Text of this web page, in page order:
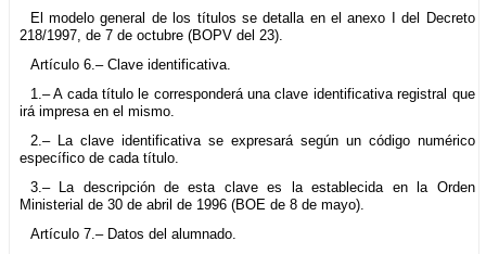
El modelo general de los títulos se detalla en el anexo I del Decreto
218/1997, de 7 de octubre (BOPV del 23).
Artículo 6.– Clave identificativa.
1.– A cada título le corresponderá una clave identificativa registral que
irá impresa en el mismo.
2.– La clave identificativa se expresará según un código numérico
específico de cada título.
3.– La descripción de esta clave es la establecida en la Orden
Ministerial de 30 de abril de 1996 (BOE de 8 de mayo).
Artículo 7.– Datos del alumnado.